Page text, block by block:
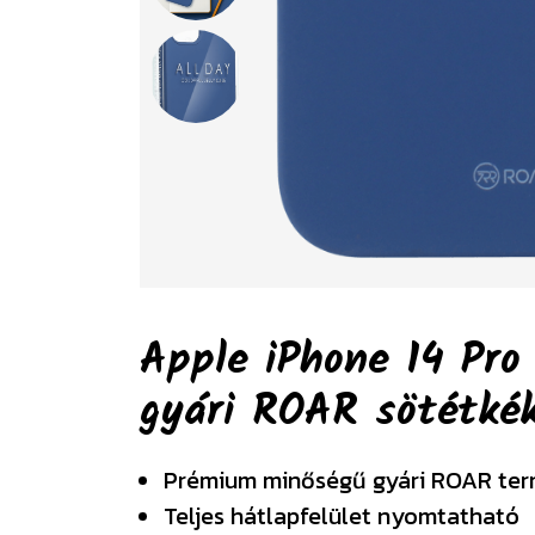
Apple iPhone 14
gyári ROAR
Prémium minőségű gyári ROAR
Teljes hátlapfelület nyomtatható